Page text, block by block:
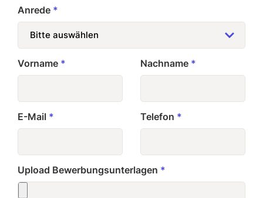
Anrede *
Vorname * Nachname *
E-Mail * Telefon *
Upload Bewerbungsunterlagen *